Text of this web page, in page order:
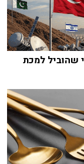
שהוביל למכת